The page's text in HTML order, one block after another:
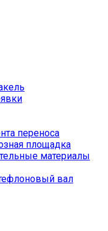
переноса
площадка
материалы
вал